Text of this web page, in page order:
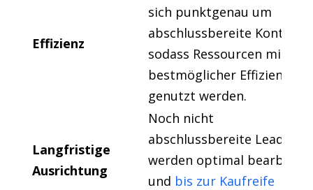
Effizienz
sich punktgenau um
abschlussbereite Kontakte,
sodass Ressourcen mit
bestmöglicher Effizienz
genutzt werden.
Langfristige
Ausrichtung
Noch nicht
abschlussbereite Leads
werden optimal bearbeitet
und bis zur Kaufreife